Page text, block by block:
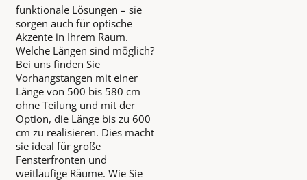
funktionale Lösungen – sie
sorgen auch für optische
Akzente in Ihrem Raum.
Welche Längen sind möglich?
Bei uns finden Sie
Vorhangstangen mit einer
Länge von 500 bis 580 cm
ohne Teilung und mit der
Option, die Länge bis zu 600
cm zu realisieren. Dies macht
sie ideal für große
Fensterfronten und
weitläufige Räume. Wie Sie